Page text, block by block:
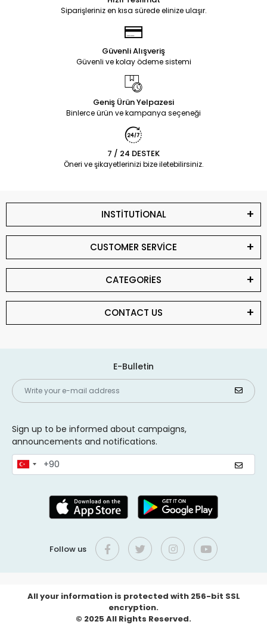
Siparişleriniz en kısa sürede elinize ulaşır.
Güvenli Alışveriş
Güvenli ve kolay ödeme sistemi
Geniş Ürün Yelpazesi
Binlerce ürün ve kampanya seçeneği
7 / 24 DESTEK
Öneri ve şikayetlerinizi bize iletebilirsiniz.
INSTİTUTİONAL
CUSTOMER SERVİCE
CATEGORİES
CONTACT US
E-Bulletin
Sign up to be informed about campaigns,
announcements and notifications.
Follow us
All your information is protected with 256-bit SSL
encryption.
© 2025 All Rights Reserved.